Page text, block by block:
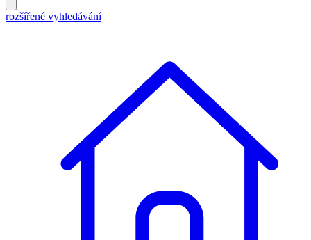
rozšířené vyhledávání